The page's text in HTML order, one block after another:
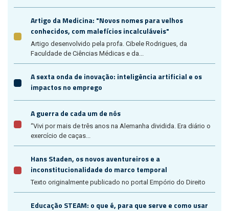
Artigo da Medicina: "Novos nomes para velhos
conhecidos, com malefícios incalculáveis"
Artigo desenvolvido pela profa. Cibele Rodrigues, da
Faculdade de Ciências Médicas e da...
A sexta onda de inovação: inteligência artificial e os
impactos no emprego
A guerra de cada um de nós
“Vivi por mais de três anos na Alemanha dividida. Era diário o
exercício de caças...
Hans Staden, os novos aventureiros e a
inconstitucionalidade do marco temporal
Texto originalmente publicado no portal Empório do Direito
Educação STEAM: o que é, para que serve e como usar